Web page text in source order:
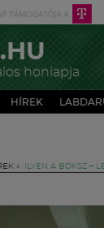
honlapja
HÍREK
» ILYEN A BOKSZ –